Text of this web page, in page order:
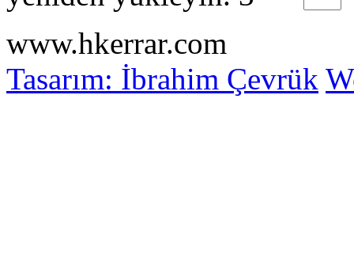
www.hkerrar.com
Tasarım: İbrahim Çevrük